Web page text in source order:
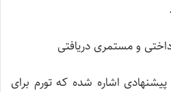
و مستمری دریافتی
اشاره شده که تورم برای